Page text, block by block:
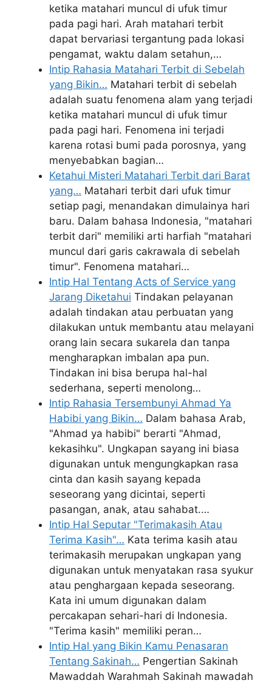
ketika matahari muncul di ufuk timur
pada pagi hari. Arah matahari terbit
dapat bervariasi tergantung pada lokasi
pengamat, waktu dalam setahun,…
Intip Rahasia Matahari Terbit di Sebelah
yang Bikin… Matahari terbit di sebelah
adalah suatu fenomena alam yang terjadi
ketika matahari muncul di ufuk timur
pada pagi hari. Fenomena ini terjadi
karena rotasi bumi pada porosnya, yang
menyebabkan bagian…
Ketahui Misteri Matahari Terbit dari Barat
yang… Matahari terbit dari ufuk timur
setiap pagi, menandakan dimulainya hari
baru. Dalam bahasa Indonesia, "matahari
terbit dari" memiliki arti harfiah "matahari
muncul dari garis cakrawala di sebelah
timur". Fenomena matahari…
Intip Hal Tentang Acts of Service yang
Jarang Diketahui Tindakan pelayanan
adalah tindakan atau perbuatan yang
dilakukan untuk membantu atau melayani
orang lain secara sukarela dan tanpa
mengharapkan imbalan apa pun.
Tindakan ini bisa berupa hal-hal
sederhana, seperti menolong…
Intip Rahasia Tersembunyi Ahmad Ya
Habibi yang Bikin… Dalam bahasa Arab,
"Ahmad ya habibi" berarti "Ahmad,
kekasihku". Ungkapan sayang ini biasa
digunakan untuk mengungkapkan rasa
cinta dan kasih sayang kepada
seseorang yang dicintai, seperti
pasangan, anak, atau sahabat.…
Intip Hal Seputar "Terimakasih Atau
Terima Kasih"… Kata terima kasih atau
terimakasih merupakan ungkapan yang
digunakan untuk menyatakan rasa syukur
atau penghargaan kepada seseorang.
Kata ini umum digunakan dalam
percakapan sehari-hari di Indonesia.
"Terima kasih" memiliki peran…
Intip Hal yang Bikin Kamu Penasaran
Tentang Sakinah… Pengertian Sakinah
Mawaddah Warahmah Sakinah mawadah